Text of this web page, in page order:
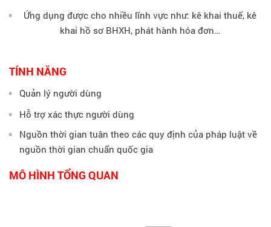
Ứng dụng được cho nhiều lĩnh vực như: kê khai thuế, kê
khai hồ sơ BHXH, phát hành hóa đơn…
TÍNH NĂNG
Quản lý người dùng
Hỗ trợ xác thực người dùng
Nguồn thời gian tuân theo các quy định của pháp luật về
nguồn thời gian chuẩn quốc gia
MÔ HÌNH TỔNG QUAN